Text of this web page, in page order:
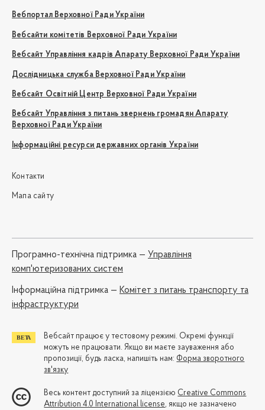
Вебпортал Верховної Ради України
Вебсайти комітетів Верховної Ради України
Вебсайт Управління кадрів Апарату Верховної Ради України
Дослідницька служба Верховної Ради України
Вебсайт Освітній Центр Верховної Ради України
Вебсайт Управління з питань звернень громадян Апарату
Верховної Ради України
Інформаційні ресурси державних органів України
Контакти
Мапа сайту
Програмно-технічна підтримка — Управління
комп'ютеризованих систем
Iнформаційна підтримка — Комітет з питань транспорту та
інфраструктури
Вебсайт працює у тестовому режимі. Окремі функції
можуть не працювати. Якщо ви маєте зауваження або
пропозиції, будь ласка, напишіть нам: Форма зворотного
зв'язку
Весь контент доступний за ліцензією Creative Commons
Attribution 4.0 International license, якщо не зазначено